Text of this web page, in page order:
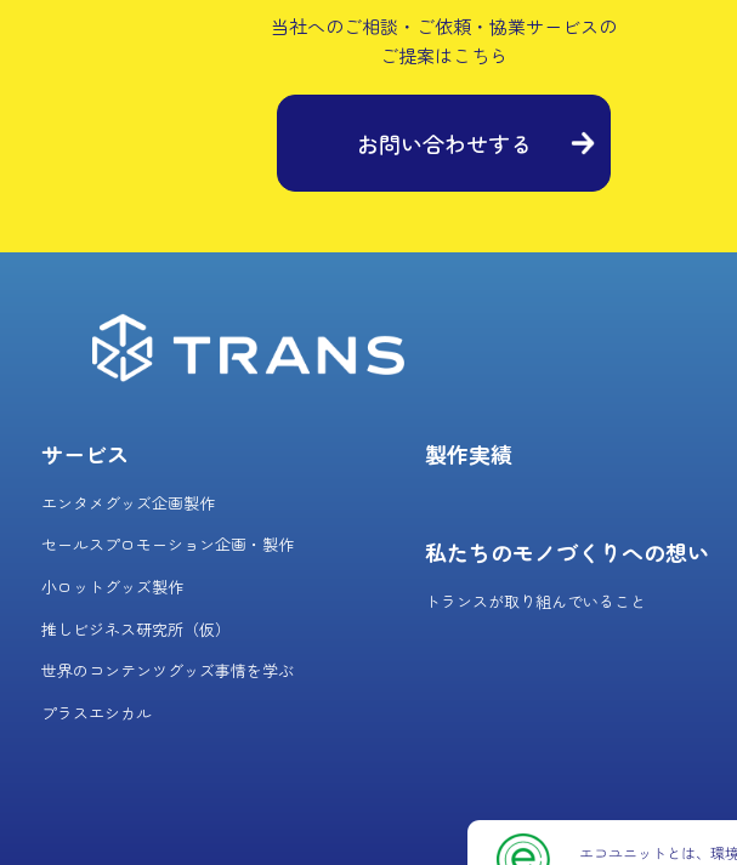
当社へのご相談・ご依頼・協業サービスの
ご提案はこちら
お問い合わせする
サービス
エンタメグッズ企画製作
セールスプロモーション企画・製作
小ロットグッズ製作
推しビジネス研究所（仮）
世界のコンテンツグッズ事情を学ぶ
プラスエシカル
製作実績
私たちのモノづくりへの想い
トランスが取り組んでいること